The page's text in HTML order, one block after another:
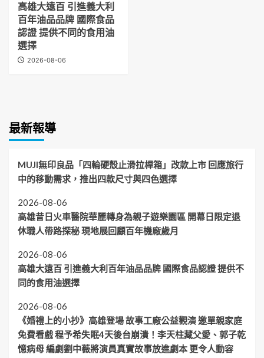
高雄大遠百 引進義大利
百年油品品牌 國際食品
認證 提供不同的食用油
選擇
2026-08-06
最新報導
MUJI無印良品「四輪硬殼止滑拉桿箱」改款上市 回應旅行
中的移動需求，推出四款尺寸與四色選擇
2026-08-06
高雄昔日火車醫院華麗轉身為親子遊樂園區 開幕日限定退
休職人帶路探秘 現地展回顧百年機廠歲月
2026-08-06
高雄大遠百 引進義大利百年油品品牌 國際食品認證 提供不
同的食用油選擇
2026-08-06
《婚禮上的小抄》高雄登場 故事工廠公益觀演 邀單親家庭
免費看戲 程予希失眠4天後台崩潰！李天柱藏父愛、郭子乾
憶病母 編劇劉中薇將演員真實故事放進劇本 更令人動容